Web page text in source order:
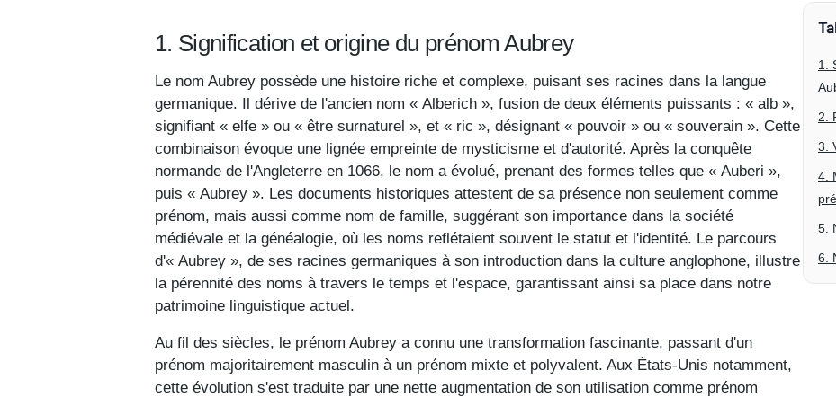
1. Signification et origine du prénom Aubrey
Le nom Aubrey possède une histoire riche et complexe, puisant ses racines dans la langue
germanique. Il dérive de l'ancien nom « Alberich », fusion de deux éléments puissants : « alb »,
signifiant « elfe » ou « être surnaturel », et « ric », désignant « pouvoir » ou « souverain ». Cette
combinaison évoque une lignée empreinte de mysticisme et d'autorité. Après la conquête
normande de l'Angleterre en 1066, le nom a évolué, prenant des formes telles que « Auberi »,
puis « Aubrey ». Les documents historiques attestent de sa présence non seulement comme
prénom, mais aussi comme nom de famille, suggérant son importance dans la société
médiévale et la généalogie, où les noms reflétaient souvent le statut et l'identité. Le parcours
d'« Aubrey », de ses racines germaniques à son introduction dans la culture anglophone, illustre
la pérennité des noms à travers le temps et l'espace, garantissant ainsi sa place dans notre
patrimoine linguistique actuel.
Au fil des siècles, le prénom Aubrey a connu une transformation fascinante, passant d'un
prénom majoritairement masculin à un prénom mixte et polyvalent. Aux États-Unis notamment,
cette évolution s'est traduite par une nette augmentation de son utilisation comme prénom
1.
2.
3.
4.
5.
6.